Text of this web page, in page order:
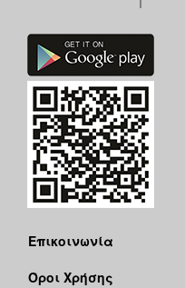
Επικοινωνία
Όροι Χρήσης